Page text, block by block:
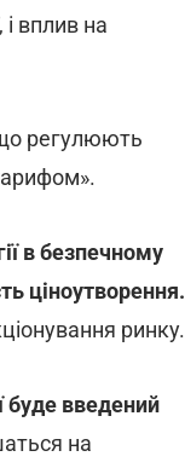
вплив на
регулюють
в безпечному
ціноутворення.
ринку.
буде введений
на